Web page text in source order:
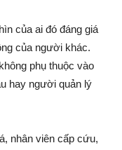
của ai đó đáng giá
của người khá‌c.
phụ thuộc vào
hay người quản lý
nhân viên cấp cứ‌u,